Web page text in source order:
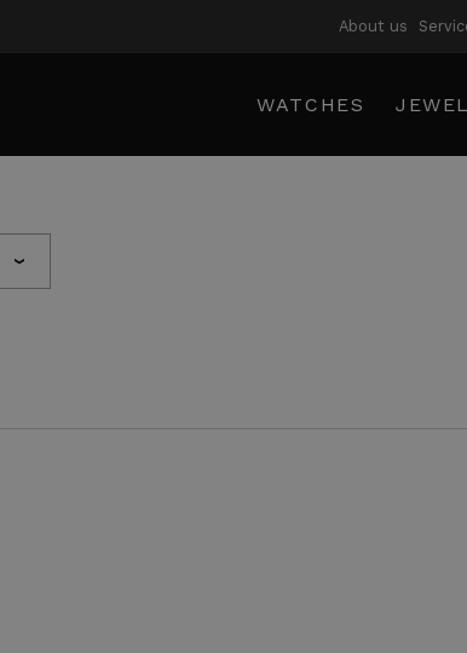
About us
WATCHES
›